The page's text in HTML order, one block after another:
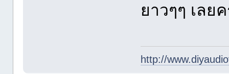
ยาวๆๆ เลย
http://